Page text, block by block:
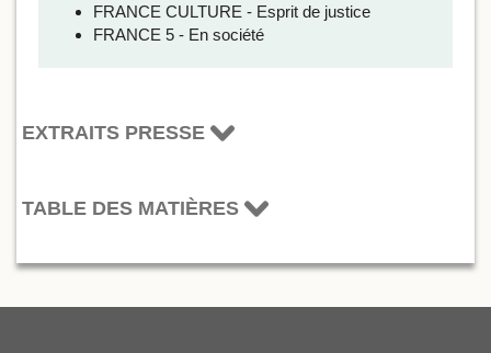
FRANCE CULTURE - Esprit de justice
FRANCE 5 - En société
EXTRAITS PRESSE
TABLE DES MATIÈRES